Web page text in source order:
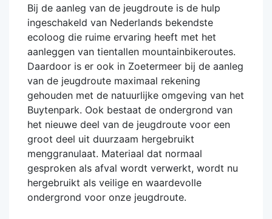
Bij de aanleg van de jeugdroute is de hulp
ingeschakeld van Nederlands bekendste
ecoloog die ruime ervaring heeft met het
aanleggen van tientallen mountainbikeroutes.
Daardoor is er ook in Zoetermeer bij de aanleg
van de jeugdroute maximaal rekening
gehouden met de natuurlijke omgeving van het
Buytenpark. Ook bestaat de ondergrond van
het nieuwe deel van de jeugdroute voor een
groot deel uit duurzaam hergebruikt
menggranulaat. Materiaal dat normaal
gesproken als afval wordt verwerkt, wordt nu
hergebruikt als veilige en waardevolle
ondergrond voor onze jeugdroute.